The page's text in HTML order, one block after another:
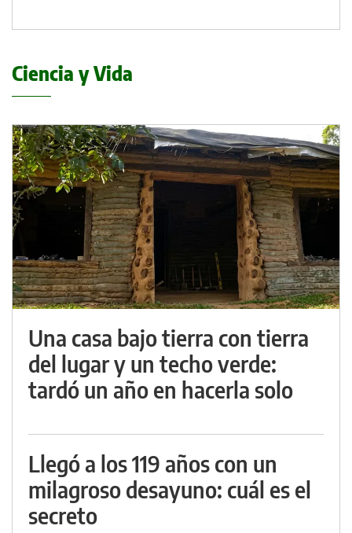
Ciencia y Vida
Una casa bajo tierra con tierra
del lugar y un techo verde:
tardó un año en hacerla solo
Llegó a los 119 años con un
milagroso desayuno: cuál es el
secreto